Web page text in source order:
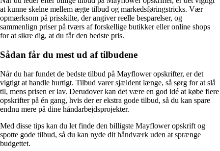
at kunne skelne mellem ægte tilbud og markedsføringstricks. Vær
opmærksom på prisskilte, der angiver reelle besparelser, og
sammenlign priser på tværs af forskellige butikker eller online shops
for at sikre dig, at du får den bedste pris.
Sådan får du mest ud af tilbudene
Når du har fundet de bedste tilbud på Mayflower opskrifter, er det
vigtigt at handle hurtigt. Tilbud varer sjældent længe, så sørg for at slå
til, mens prisen er lav. Derudover kan det være en god idé at købe flere
opskrifter på én gang, hvis der er ekstra gode tilbud, så du kan spare
endnu mere på dine håndarbejdsprojekter.
Med disse tips kan du let finde den billigste Mayflower opskrift og
spotte gode tilbud, så du kan nyde dit håndværk uden at sprænge
budgettet.